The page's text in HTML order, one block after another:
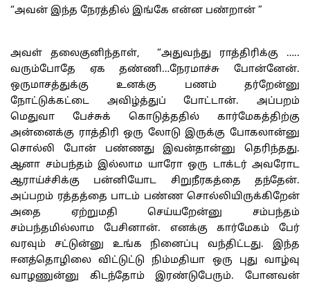
“அவன் இந்த நேரத்தில் இங்கே என்ன பண்றான் ”
அவள் தலைகுனிந்தாள், “அதுவந்து ராத்திரிக்கு …..
வரும்போதே ஏக தண்ணி…நேரமாச்சு போன்னேன்.
ஒருமாசத்துக்கு உனக்கு பணம் தர்றேன்னு
நோட்டுக்கட்டை அவிழ்த்துப் போட்டான். அப்பறம்
மெதுவா பேச்சுக் கொடுத்ததில் கார்மேகத்திற்கு
அன்னைக்கு ராத்திரி ஒரு லோடு இருக்கு போகலான்னு
சொல்லி போன் பண்ணது இவன்தான்னு தெரிந்தது.
ஆனா சம்பந்தம் இல்லாம யாரோ ஒரு டாக்டர் அவரோட
ஆராய்ச்சிக்கு பன்னியோட சிறுநீரகத்தை தந்தேன்.
அப்பறம் ரத்தத்தை பாடம் பண்ண சொல்லியிருக்கிறேன்
அதை ஏற்றுமதி செய்யறேன்னு சம்பந்தம்
சம்பந்தமில்லாம பேசினான். எனக்கு கார்மேகம் பேர்
வரவும் சட்டுன்னு உங்க நினைப்பு வந்திட்டது. இந்த
ஈனத்தொழிலை விட்டுட்டு நிம்மதியா ஒரு புது வாழ்வு
வாழணுன்னு கிடந்தோம் இரண்டுபேரும். போனவன்